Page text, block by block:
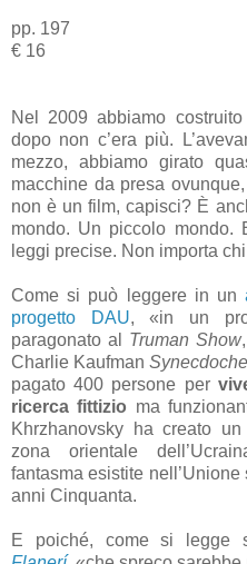
pp. 197
€ 16
Nel 2009 abbiamo
dopo non c’era più.
mezzo, abbiamo girato
macchine da presa
non è un film, capisci? È
mondo. Un piccolo mondo.
leggi precise. Non importa
Come si può leggere in un
progetto DAU, «in un
paragonato al Truman Show
Charlie Kaufman
pagato 400 persone per
ricerca fittizio ma
Khrzhanovsky ha creato
zona orientale
fantasma esistite
anni Cinquanta.
E poiché, come si legge